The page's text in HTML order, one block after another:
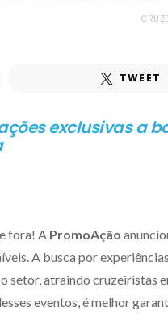
TWEET
exclusivas a
fora! A PromoAção
A busca por
setor, atraindo cruzeiristas
eventos, é melhor